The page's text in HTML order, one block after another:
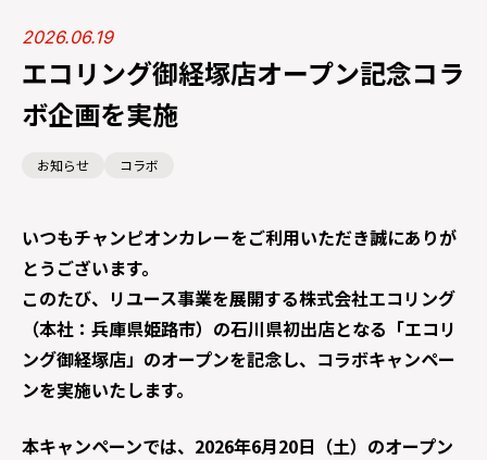
2026.06.19
エコリング御経塚店オープン記念コラ
ボ企画を実施
お知らせ コラボ
いつもチャンピオンカレーをご利用いただき誠にありが
とうございます。
このたび、リユース事業を展開する株式会社エコリング
（本社：兵庫県姫路市）の石川県初出店となる「エコリ
ング御経塚店」のオープンを記念し、コラボキャンペー
ンを実施いたします。
本キャンペーンでは、2026年6月20日（土）のオープン